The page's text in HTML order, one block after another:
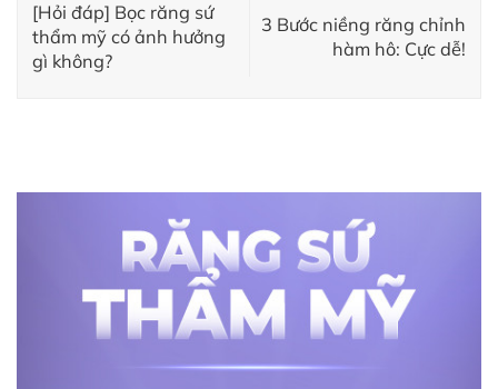
[Hỏi đáp] Bọc răng sứ
thẩm mỹ có ảnh hưởng
gì không?
3 Bước niềng răng chỉnh
hàm hô: Cực dễ!